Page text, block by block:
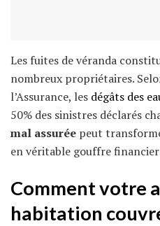
Les fuites de véranda
nombreux propriétaires.
l’Assurance, les dégâts des
50% des sinistres déclarés
mal assurée peut
en véritable gouffre
Comment votre
habitation